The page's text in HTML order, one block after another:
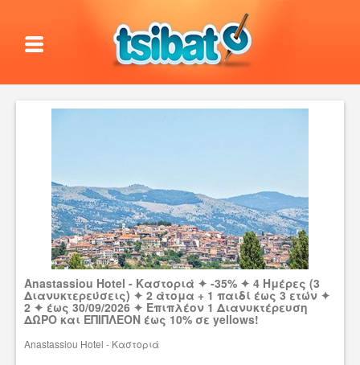
Anastassiou Hotel - Καστοριά ✦ -35% ✦ 4 Ημέρες (3
Διανυκτερεύσεις) ✦ 2 άτομα + 1 παιδί έως 3 ετών ✦
2 ✦ έως 30/09/2026 ✦ Επιπλέον 1 Διανυκτέρευση
ΔΩΡΟ και ΕΠΙΠΛΕΟΝ έως 10% σε yellows!
Anastassiou Hotel - Καστοριά